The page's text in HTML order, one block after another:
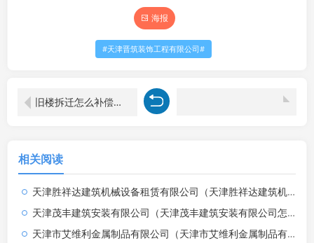
海报
天津晋筑装饰工程有限公司
旧楼拆迁怎么补偿济南市钢城区（拆迁补偿的具体标准是什么？）
相关阅读
天津胜祥达建筑机械设备租赁有限公司（天津胜祥达建筑机械设备租赁有限公司招聘）
天津茂丰建筑安装有限公司（天津茂丰建筑安装有限公司怎么样）
天津市艾维利金属制品有限公司（天津市艾维利金属制品有限公司招聘）